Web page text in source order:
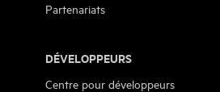
Partenariats
DÉVELOPPEURS
Centre pour développeurs